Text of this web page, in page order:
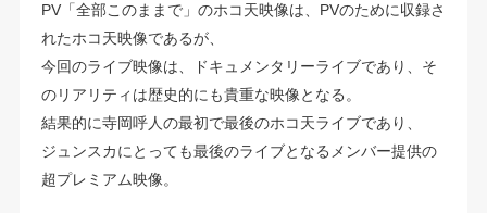
PV「全部このままで」のホコ天映像は、PVのために収録さ
れたホコ天映像であるが、
今回のライブ映像は、ドキュメンタリーライブであり、そ
のリアリティは歴史的にも貴重な映像となる。
結果的に寺岡呼人の最初で最後のホコ天ライブであり、
ジュンスカにとっても最後のライブとなるメンバー提供の
超プレミアム映像。